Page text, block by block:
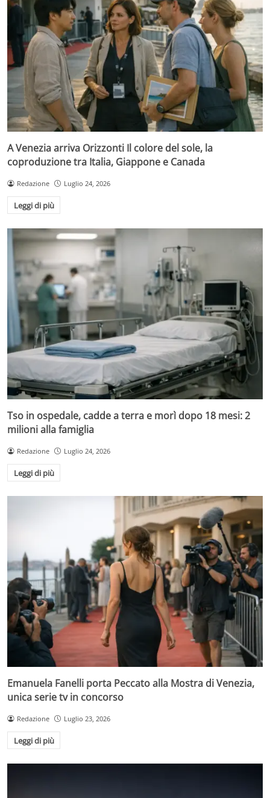
A Venezia arriva Orizzonti Il colore del sole, la
coproduzione tra Italia, Giappone e Canada
Redazione Luglio 24, 2026
Leggi di più
Tso in ospedale, cadde a terra e morì dopo 18 mesi: 2
milioni alla famiglia
Redazione Luglio 24, 2026
Leggi di più
Emanuela Fanelli porta Peccato alla Mostra di Venezia,
unica serie tv in concorso
Redazione Luglio 23, 2026
Leggi di più